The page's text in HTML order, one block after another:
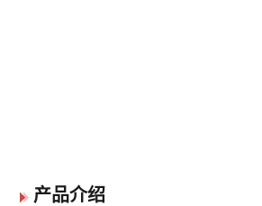
产品介绍